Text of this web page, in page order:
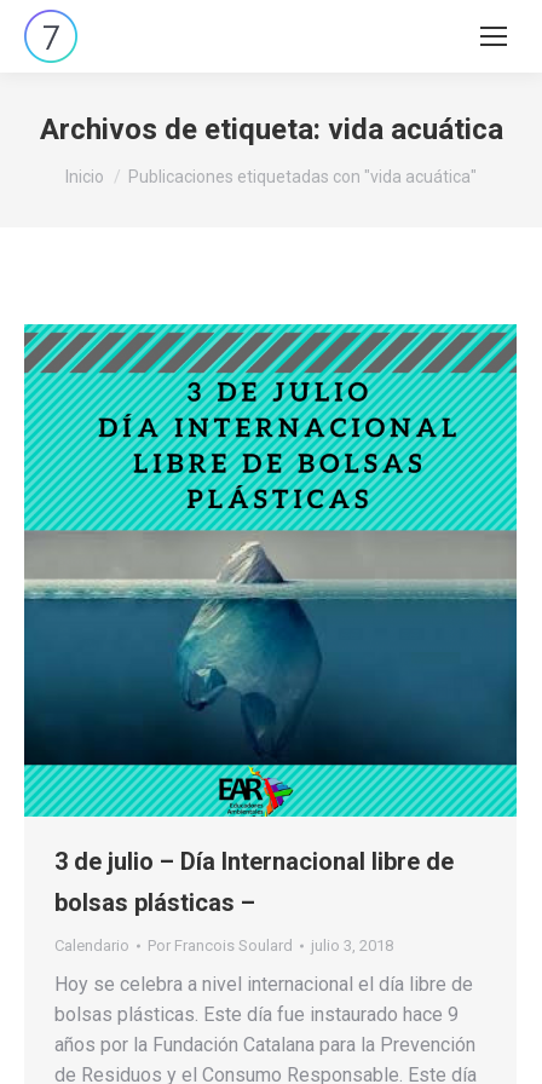
Buscar:
Archivos de etiqueta: vida acuática
Estás aquí:
Inicio Publicaciones etiquetadas con "vida acuática"
3 de julio – Día Internacional libre de
bolsas plásticas –
Calendario Por Francois Soulard julio 3, 2018
Hoy se celebra a nivel internacional el día libre de
bolsas plásticas. Este día fue instaurado hace 9
años por la Fundación Catalana para la Prevención
de Residuos y el Consumo Responsable. Este día